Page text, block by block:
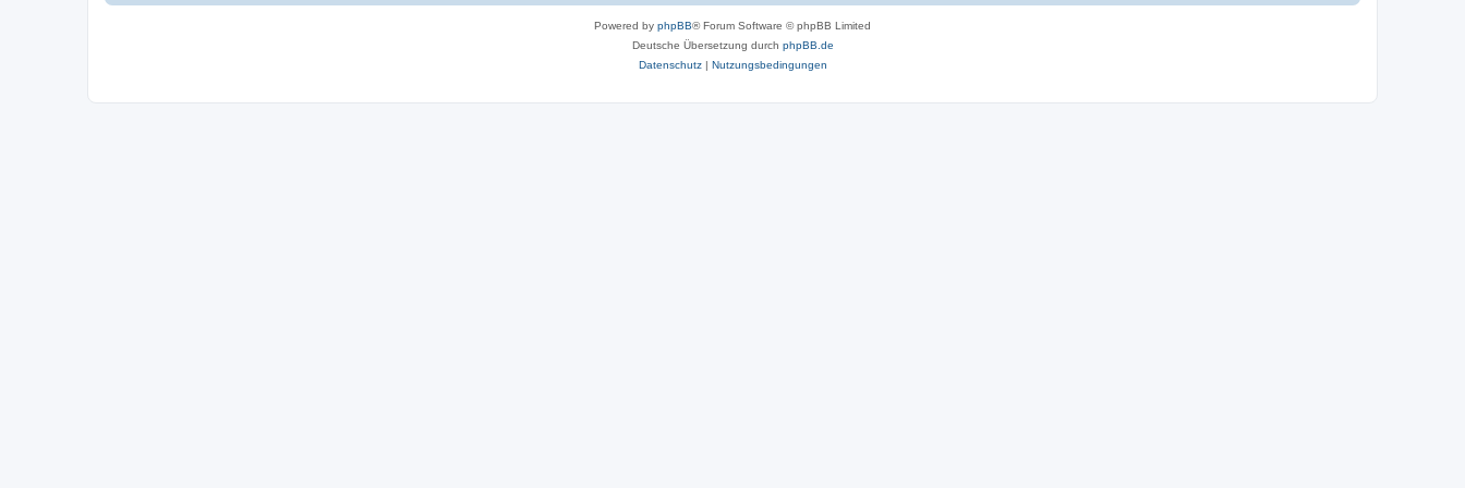
Powered by phpBB® Forum Software © phpBB Limited
Deutsche Übersetzung durch phpBB.de
Datenschutz| Nutzungsbedingungen